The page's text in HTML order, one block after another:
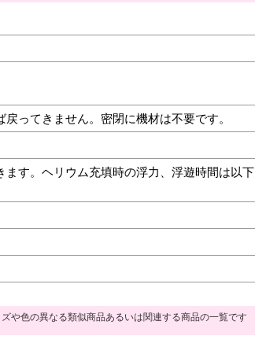
ってきません。密閉に機材は不要です。
す。ヘリウム充填時の浮力、浮遊時間は以下
や色の異なる類似商品あるいは関連する商品の一覧です